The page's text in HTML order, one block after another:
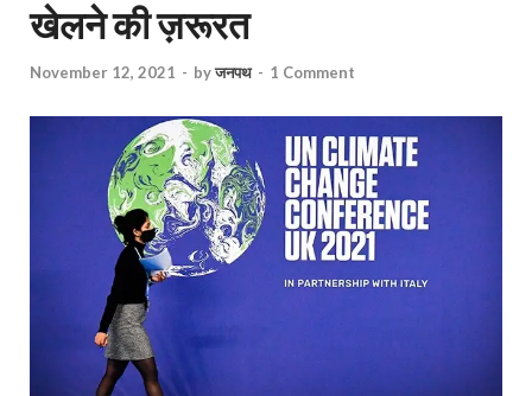
खेलने की ज़रूरत
November 12, 2021 - byजनपथ - 1 Comment